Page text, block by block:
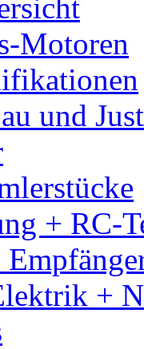
Motoren
und
+ RC-
+